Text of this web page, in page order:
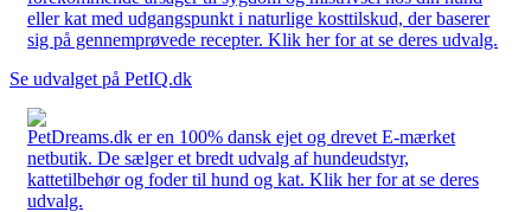
eller kat med udgangspunkt i naturlige kosttilskud, der baserer
sig på gennemprøvede recepter. Klik her for at se deres udvalg.
Se udvalget på PetIQ.dk
PetDreams.dk er en 100% dansk ejet og drevet E-mærket
netbutik. De sælger et bredt udvalg af hundeudstyr,
kattetilbehør og foder til hund og kat. Klik her for at se deres
udvalg.